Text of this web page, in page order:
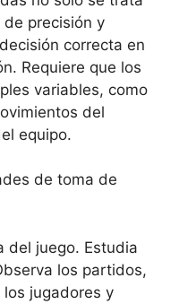
precisión y
correcta en
Requiere que los
variables, como
del
equipo.
de toma de
del juego. Estudia
los partidos,
jugadores y